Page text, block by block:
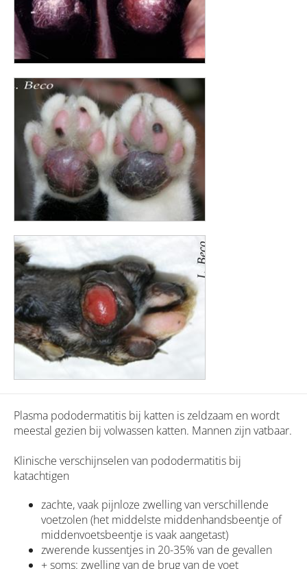
Plasma pododermatitis bij katten is zeldzaam en wordt
meestal gezien bij volwassen katten. Mannen zijn vatbaar.
Klinische verschijnselen van pododermatitis bij
katachtigen
zachte, vaak pijnloze zwelling van verschillende
voetzolen (het middelste middenhandsbeentje of
middenvoetsbeentje is vaak aangetast)
zwerende kussentjes in 20-35% van de gevallen
+ soms: zwelling van de brug van de voet